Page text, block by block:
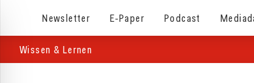
Newsletter E-Paper Podcast
Wissen & Lernen